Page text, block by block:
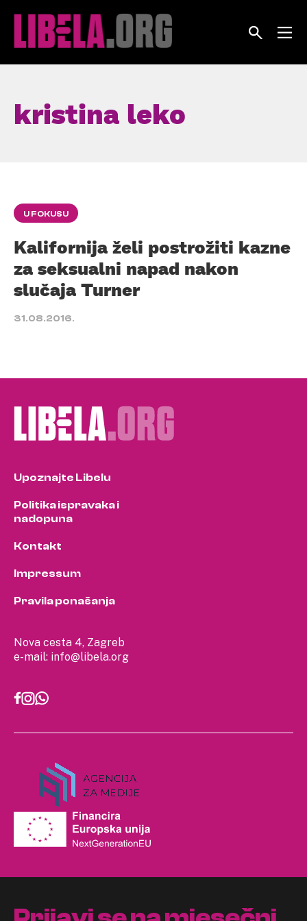
kristina leko
U FOKUSU
Kalifornija želi postrožiti kazne
za seksualni napad nakon
slučaja Turner
31.08.2016.
Nova cesta 4, Zagreb
e-mail: info@libela.org
Upoznajte Libelu
Politika ispravaka i
nadopuna
Kontakt
Impressum
Pravila ponašanja